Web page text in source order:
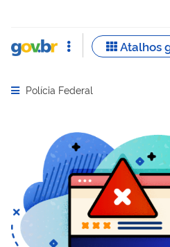
Abrir menu principal de
Polícia Federal